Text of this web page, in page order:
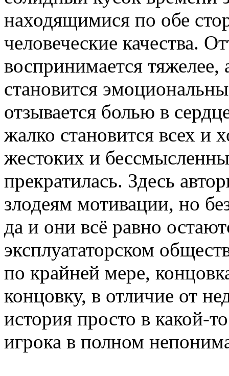
находящимися по обе
человеческие качества.
воспринимается тяжелее,
становится
отзывается болью в
жалко становится всех и
жестоких и
прекратилась. Здесь
злодеям мотивации, но
да и они всё равно
эксплуататорском
по крайней мере,
концовку, в отличие от
история просто в какой-
игрока в полном